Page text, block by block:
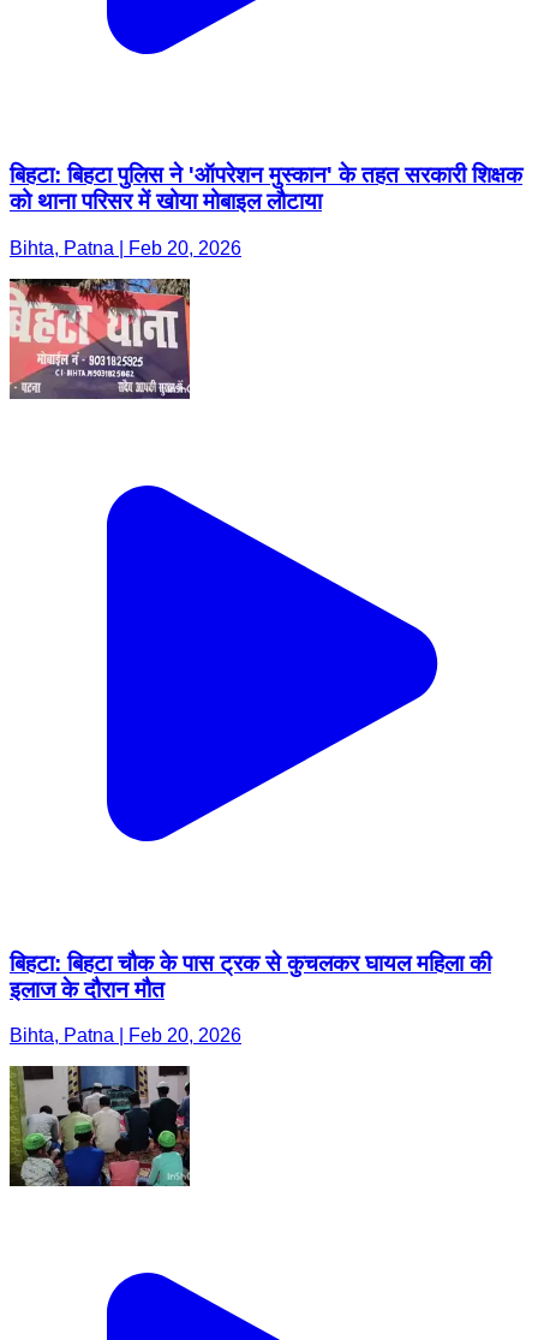
बिहटा: बिहटा पुलिस ने 'ऑपरेशन मुस्कान' के तहत सरकारी शिक्षक
को थाना परिसर में खोया मोबाइल लौटाया
Bihta, Patna | Feb 20, 2026
बिहटा: बिहटा चौक के पास ट्रक से कुचलकर घायल महिला की
इलाज के दौरान मौत
Bihta, Patna | Feb 20, 2026